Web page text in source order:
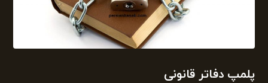
پلمپ دفاتر قانونی